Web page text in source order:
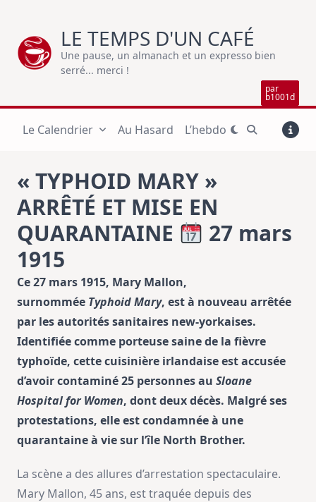
content
LE TEMPS D'UN CAFÉ
Une pause, un almanach et un expresso bien
serré... merci !
par
b1001d
Le Calendrier Au Hasard L’hebdo
« TYPHOID MARY »
ARRÊTÉ ET MISE EN
QUARANTAINE
27 mars
1915
Ce 27 mars 1915, Mary Mallon,
surnommée Typhoid Mary, est à nouveau arrêtée
par les autorités sanitaires new-yorkaises.
Identifiée comme porteuse saine de la fièvre
typhoïde, cette cuisinière irlandaise est accusée
d’avoir contaminé 25 personnes au Sloane
Hospital for Women, dont deux décès. Malgré ses
protestations, elle est condamnée à une
quarantaine à vie sur l’île North Brother.
La scène a des allures d’arrestation spectaculaire.
Mary Mallon, 45 ans, est traquée depuis des